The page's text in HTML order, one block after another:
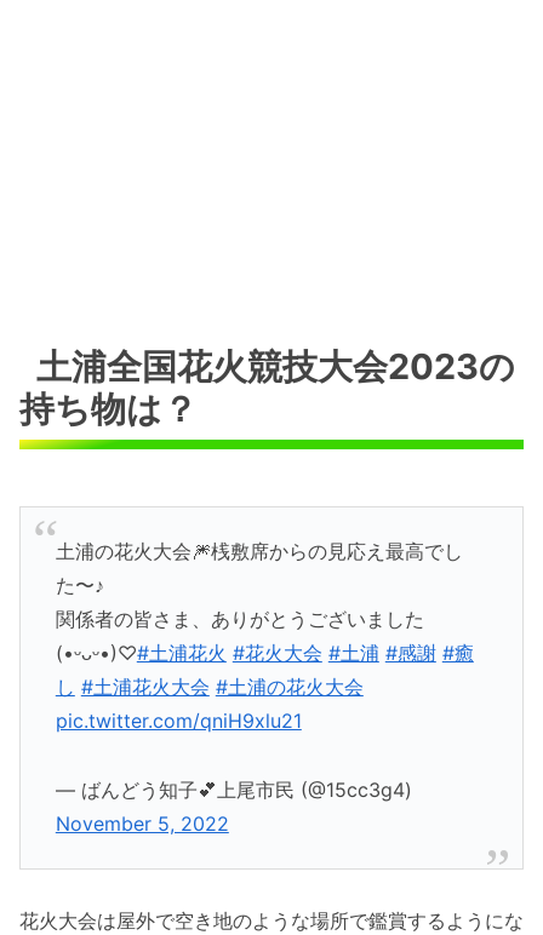
土浦全国花火競技大会2023の
持ち物は？
土浦の花火大会🎆桟敷席からの見応え最高でし
た〜♪
関係者の皆さま、ありがとうございました
(•ᵕᴗᵕ•)♡#土浦花火 #花火大会 #土浦 #感謝 #癒
し #土浦花火大会 #土浦の花火大会
pic.twitter.com/qniH9xlu21
— ばんどう知子💕上尾市民 (@15cc3g4)
November 5, 2022
花火大会は屋外で空き地のような場所で鑑賞するようにな